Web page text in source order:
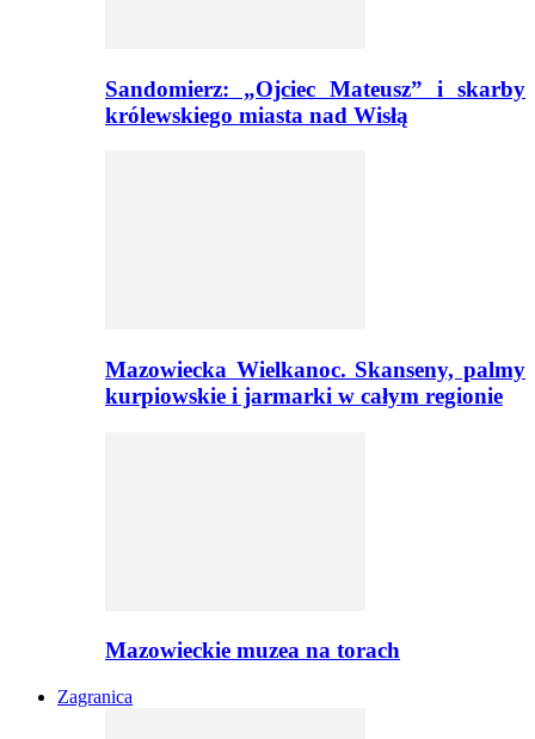
Sandomierz: „Ojciec Mateusz” i skarby
królewskiego miasta nad Wisłą
Mazowiecka Wielkanoc. Skanseny, palmy
kurpiowskie i jarmarki w całym regionie
Mazowieckie muzea na torach
Zagranica